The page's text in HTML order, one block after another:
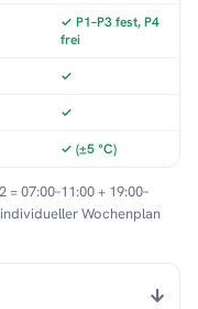
✓ P1–P3 fest, P4
frei
✓
✓
✓ (±5 °C)
= 07:00–11:00 + 19:00–
individueller Wochenplan